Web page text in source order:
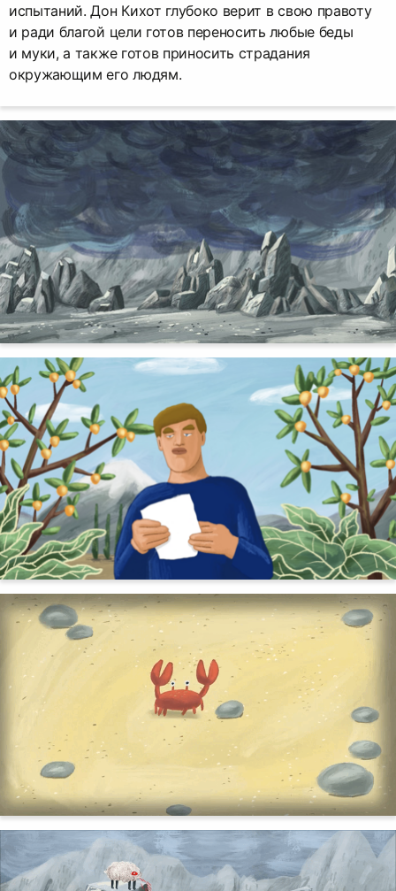
испытаний. Дон Кихот глубоко верит в свою правоту
и ради благой цели готов переносить любые беды
и муки, а также готов приносить страдания
окружающим его людям.